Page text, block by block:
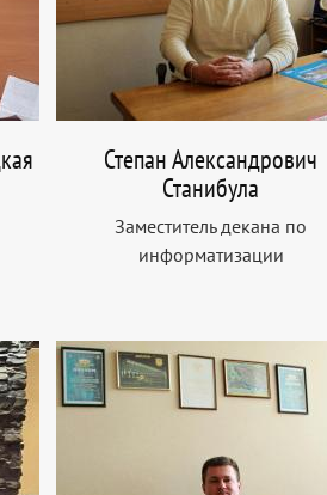
Степан Александрович
Станибула
Заместитель декана по
информатизации